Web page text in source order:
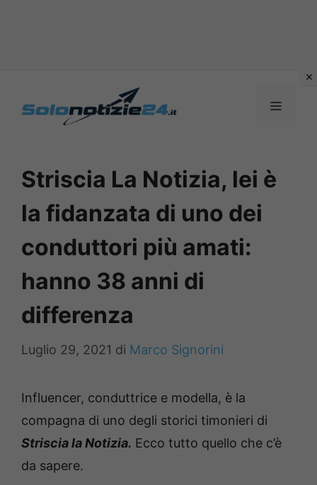
MENU
Striscia La Notizia, lei è
la fidanzata di uno dei
conduttori più amati:
hanno 38 anni di
differenza
Luglio 29, 2021 di Marco Signorini
Influencer, conduttrice e modella, è la
compagna di uno degli storici timonieri di
Striscia la Notizia. Ecco tutto quello che c’è
da sapere.